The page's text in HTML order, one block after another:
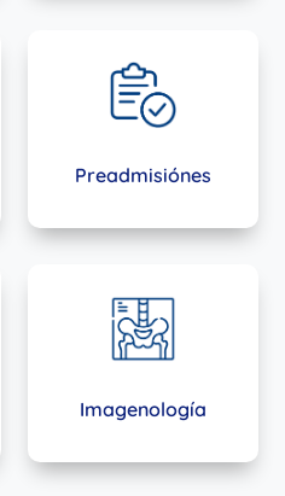
Preadmisiónes
Imagenología